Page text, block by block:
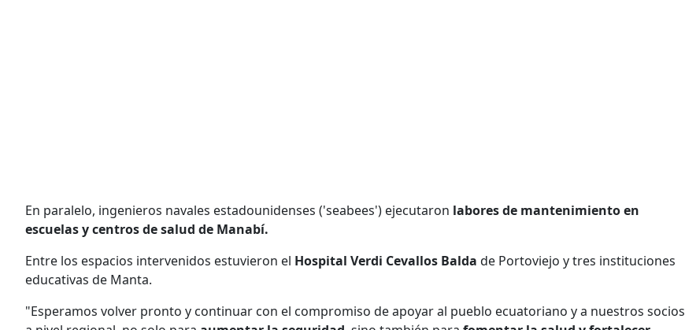
En paralelo, ingenieros navales estadounidenses ('seabees') ejecutaron labores de mantenimiento en
escuelas y centros de salud de Manabí.
Entre los espacios intervenidos estuvieron el Hospital Verdi Cevallos Balda de Portoviejo y tres instituciones
educativas de Manta.
"Esperamos volver pronto y continuar con el compromiso de apoyar al pueblo ecuatoriano y a nuestros socios